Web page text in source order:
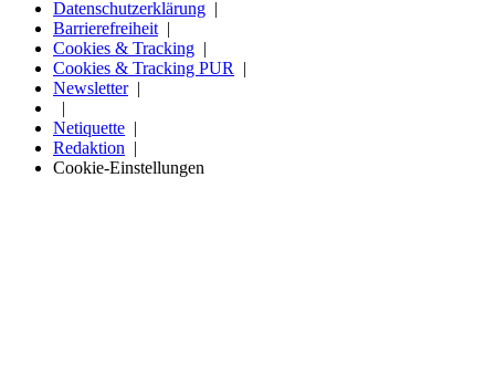
Datenschutzerklärung
Barrierefreiheit
Cookies & Tracking
Cookies & Tracking PUR
Newsletter
Netiquette
Redaktion
Cookie-Einstellungen